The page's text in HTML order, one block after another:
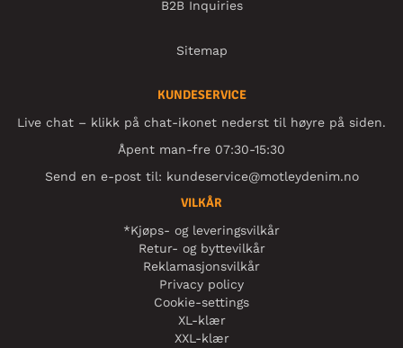
B2B Inquiries
Sitemap
KUNDESERVICE
Live chat – klikk på chat-ikonet nederst til høyre på siden.
Åpent man-fre 07:30-15:30
Send en e-post til: kundeservice@motleydenim.no
VILKÅR
*Kjøps- og leveringsvilkår
Retur- og byttevilkår
Reklamasjonsvilkår
Privacy policy
Cookie-settings
XL-klær
XXL-klær